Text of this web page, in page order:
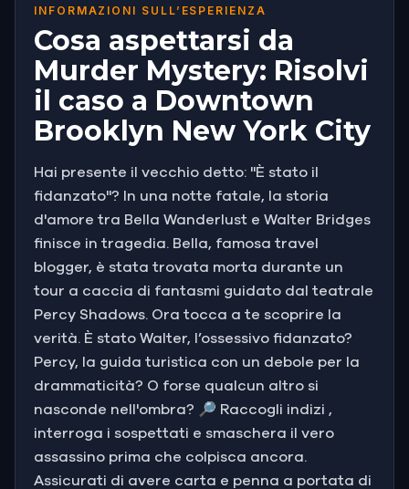
INFORMAZIONI SULL’ESPERIENZA
Cosa aspettarsi da
Murder Mystery: Risolvi
il caso a Downtown
Brooklyn New York City
Hai presente il vecchio detto: "È stato il
fidanzato"? In una notte fatale, la storia
d'amore tra Bella Wanderlust e Walter Bridges
finisce in tragedia. Bella, famosa travel
blogger, è stata trovata morta durante un
tour a caccia di fantasmi guidato dal teatrale
Percy Shadows. Ora tocca a te scoprire la
verità. È stato Walter, l’ossessivo fidanzato?
Percy, la guida turistica con un debole per la
drammaticità? O forse qualcun altro si
nasconde nell'ombra? 🔎 Raccogli indizi ,
interroga i sospettati e smaschera il vero
assassino prima che colpisca ancora.
Assicurati di avere carta e penna a portata di